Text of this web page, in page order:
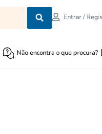
Entrar /
Não encontra o que procura?